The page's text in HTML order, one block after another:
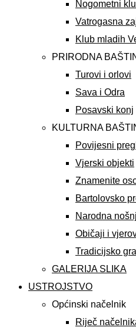
Nogometni
Vatrogasna
Klub mladih
PRIRODNA
Turovi i orlovi
Sava i Odra
Posavski konj
KULTURNA
Povijesni
Vjerski objekti
Znamenite
Bartolovsko
Narodna
Običaji i
Tradicijsko
GALERIJA SLIKA
USTROJSTVO
Općinski načelnik
Riječ